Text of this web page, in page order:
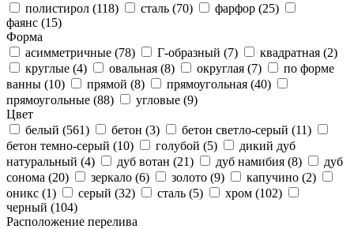
полистирол (118) сталь (70) фарфор (25)
фаянс (15)
Форма
асимметричные (78) Г-образный (7) квадратная (2)
круглые (4) овальная (8) округлая (7)
по форме
ванны (10) прямой (8) прямоугольная (40)
прямоугольные (88) угловые (9)
Цвет
белый (561) бетон (3) бетон светло-серый (11)
бетон темно-серый (10) голубой (5)
дикий дуб
натуральный (4) дуб вотан (21) дуб намибия (8)
дуб
сонома (20) зеркало (6) золото (9) капучино (2)
оникс (1) серый (32) сталь (5) хром (102)
черный (104)
Расположение перелива